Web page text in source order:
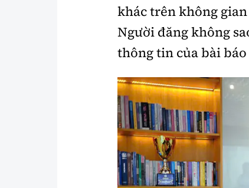
khác trên không
Người đăng không
thông tin của bài